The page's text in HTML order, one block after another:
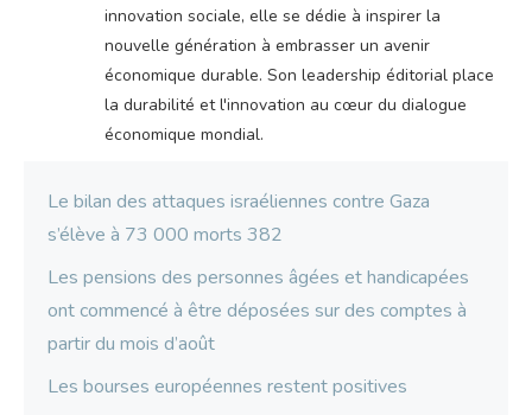
innovation sociale, elle se dédie à inspirer la
nouvelle génération à embrasser un avenir
économique durable. Son leadership éditorial place
la durabilité et l'innovation au cœur du dialogue
économique mondial.
Le bilan des attaques israéliennes contre Gaza
s’élève à 73 000 morts 382
Les pensions des personnes âgées et handicapées
ont commencé à être déposées sur des comptes à
partir du mois d’août
Les bourses européennes restent positives